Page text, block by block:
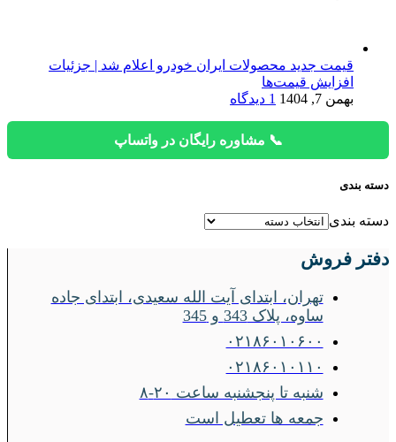
قیمت جدید محصولات ایران خودرو اعلام شد | جزئیات
افزایش قیمت‌ها
بهمن 7, 1404
1 دیدگاه
📞 مشاوره رایگان در واتساپ
دسته بندی
دسته بندی
دفتر فروش
تهران، ابتدای آیت الله سعیدی، ابتدای جاده
ساوه، پلاک 343 و 345
۰۲۱۸۶۰۱۰۶۰۰
۰۲۱۸۶۰۱۰۱۱۰
شنبه تا پنجشنبه ساعت ۲۰-۸
جمعه ها تعطیل است